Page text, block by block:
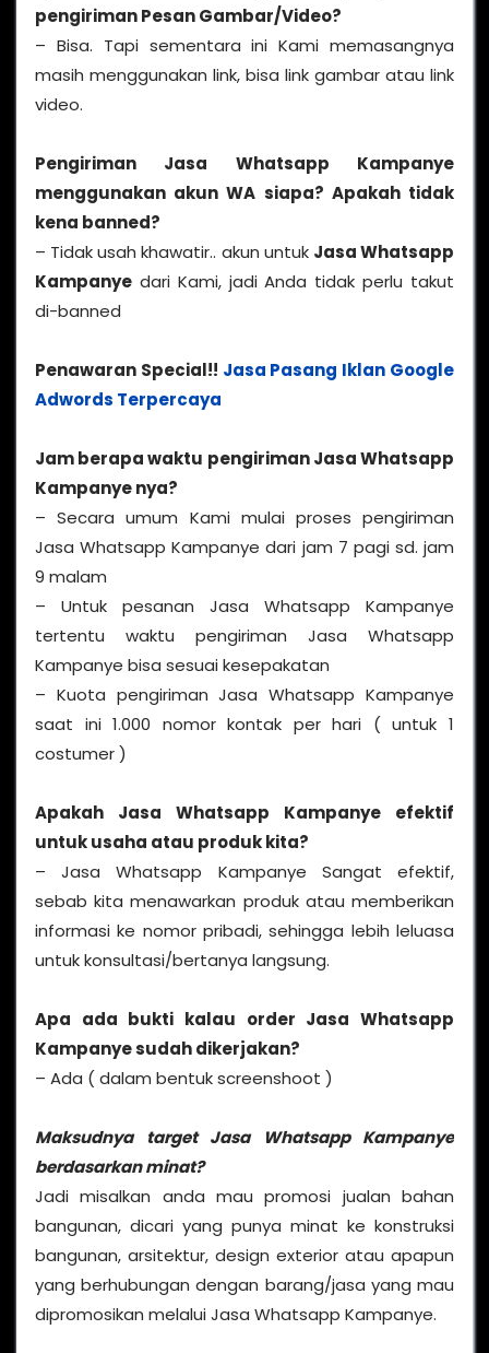
pengiriman Pesan Gambar/Video?
– Bisa. Tapi sementara ini Kami memasangnya
masih menggunakan link, bisa link gambar atau link
video.
Pengiriman Jasa Whatsapp Kampanye
menggunakan akun WA siapa? Apakah tidak
kena banned?
– Tidak usah khawatir.. akun untuk Jasa Whatsapp
Kampanye dari Kami, jadi Anda tidak perlu takut
di-banned
Penawaran Special!! Jasa Pasang Iklan Google
Adwords Terpercaya
Jam berapa waktu pengiriman Jasa Whatsapp
Kampanye nya?
– Secara umum Kami mulai proses pengiriman
Jasa Whatsapp Kampanye dari jam 7 pagi sd. jam
9 malam
– Untuk pesanan Jasa Whatsapp Kampanye
tertentu waktu pengiriman Jasa Whatsapp
Kampanye bisa sesuai kesepakatan
– Kuota pengiriman Jasa Whatsapp Kampanye
saat ini 1.000 nomor kontak per hari ( untuk 1
costumer )
Apakah Jasa Whatsapp Kampanye efektif
untuk usaha atau produk kita?
– Jasa Whatsapp Kampanye Sangat efektif,
sebab kita menawarkan produk atau memberikan
informasi ke nomor pribadi, sehingga lebih leluasa
untuk konsultasi/bertanya langsung.
Apa ada bukti kalau order Jasa Whatsapp
Kampanye sudah dikerjakan?
– Ada ( dalam bentuk screenshoot )
Maksudnya target Jasa Whatsapp Kampanye
berdasarkan minat?
Jadi misalkan anda mau promosi jualan bahan
bangunan, dicari yang punya minat ke konstruksi
bangunan, arsitektur, design exterior atau apapun
yang berhubungan dengan barang/jasa yang mau
dipromosikan melalui Jasa Whatsapp Kampanye.